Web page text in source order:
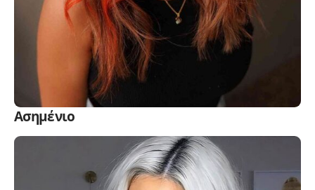
Ασημένιο